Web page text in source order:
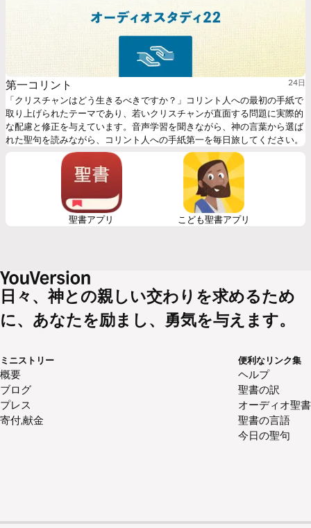
第一コリント 24日
「クリスチャンはどう生きるべきですか？」コリント人への最初の手紙で
取り上げられたテーマであり、若いクリスチャンが直面する問題に実際的
な配慮と修正を与えています。音声学習を聞きながら、神の言葉から選ば
れた聖句を読みながら、コリント人への手紙第一を毎日旅してください。
聖書アプリ こども聖書アプリ
日々、神との親しい交わりを求めるため
に、あなたを励まし、勇気を与えます。
ミニストリー
概要
ブログ
プレス
寄付,献金
便利なリンク集
ヘルプ
聖書の訳
オーディオ聖書
聖書の言語
今日の聖句